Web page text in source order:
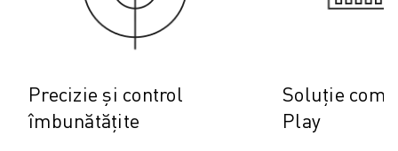
MAȘINI DE TĂIERE CU FIR EDM
ROBOCUT MAȘINI EDM DE TĂIERE CU FIR
SOFTWARE ROBOCUT
ROBOCUT MENTENANȚĂ PREVENTIVĂ
SUSTENABILITATE ROBOCUT
Precizie și control
îmbunătățite
Soluție
Play